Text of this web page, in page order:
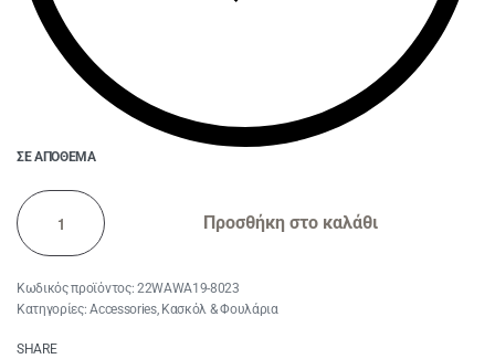
ΣΕ ΑΠΌΘΕΜΑ
Προσθήκη στο καλάθι
22WAWA19-8023
Κατηγορίες:Accessories, Κασκόλ & Φουλάρια
SHARE